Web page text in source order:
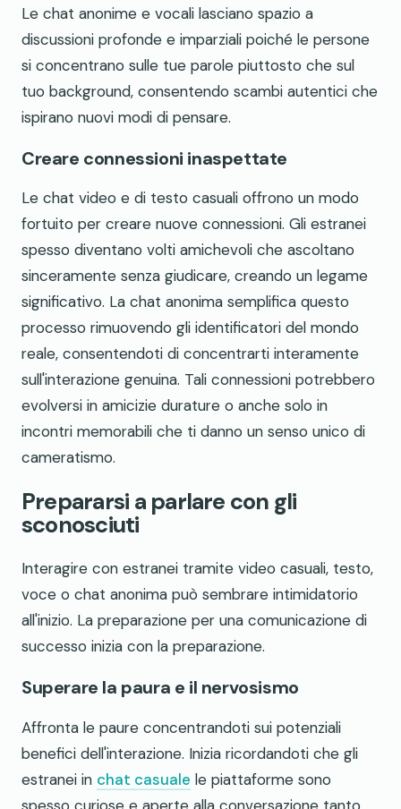
Le chat anonime e vocali lasciano spazio a
discussioni profonde e imparziali poiché le persone
si concentrano sulle tue parole piuttosto che sul
tuo background, consentendo scambi autentici che
ispirano nuovi modi di pensare.
Creare connessioni inaspettate
Le chat video e di testo casuali offrono un modo
fortuito per creare nuove connessioni. Gli estranei
spesso diventano volti amichevoli che ascoltano
sinceramente senza giudicare, creando un legame
significativo. La chat anonima semplifica questo
processo rimuovendo gli identificatori del mondo
reale, consentendoti di concentrarti interamente
sull'interazione genuina. Tali connessioni potrebbero
evolversi in amicizie durature o anche solo in
incontri memorabili che ti danno un senso unico di
cameratismo.
Prepararsi a parlare con gli
sconosciuti
Interagire con estranei tramite video casuali, testo,
voce o chat anonima può sembrare intimidatorio
all'inizio. La preparazione per una comunicazione di
successo inizia con la preparazione.
Superare la paura e il nervosismo
Affronta le paure concentrandoti sui potenziali
benefici dell'interazione. Inizia ricordandoti che gli
estranei in chat casuale le piattaforme sono
spesso curiose e aperte alla conversazione tanto